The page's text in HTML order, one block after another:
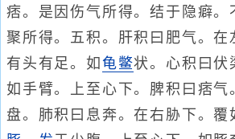
痞。是因伤气所得。结于隐癖。
聚所得。五积。肝积曰肥气。在
有头有足。如 龟鳖状。心积曰伏
如手臂。上至心下。脾积曰痞气
盘。肺积曰息奔。在右胁下。覆